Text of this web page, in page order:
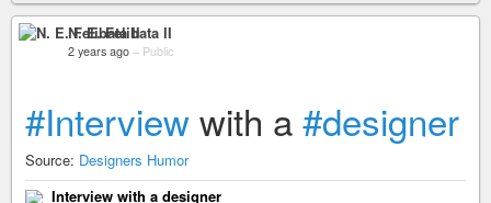
N. E. Felibata II
2 years ago – Public
#Interviewwith a#designer
Source: Designers Humor
Interview with a designer